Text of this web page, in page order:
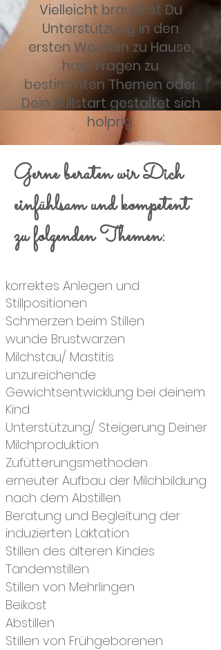
Vielleicht brauchst Du
Unterstützung in den
ersten Wochen zu Hause,
hast Fragen zu
bestimmten Themen oder
Dein Stillstart gestaltet sich
holprig.
Gerne beraten wir Dich
einfühlsam und kompetent
zu folgenden Themen:
korrektes Anlegen und
Stillpositionen
Schmerzen beim Stillen
wunde Brustwarzen
Milchstau/ Mastitis
unzureichende
Gewichtsentwicklung bei deinem
Kind
Unterstützung/ Steigerung Deiner
Milchproduktion
Zufütterungsmethoden
erneuter Aufbau der Milchbildung
nach dem Abstillen
Beratung und Begleitung der
induzierten Laktation
Stillen des älteren Kindes
Tandemstillen
Stillen von Mehrlingen
Beikost
Abstillen
Stillen von Frühgeborenen